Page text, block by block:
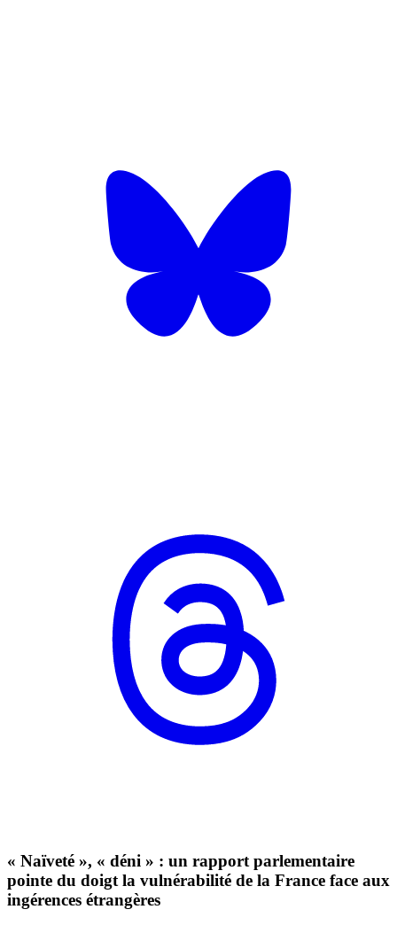
« Naïveté », « déni » : un rapport parlementaire
pointe du doigt la vulnérabilité de la France face aux
ingérences étrangères